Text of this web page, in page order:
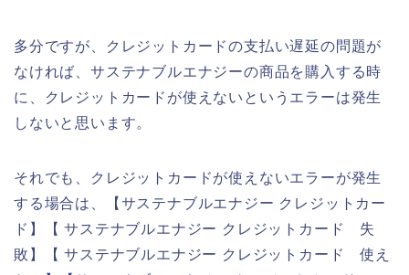
多分ですが、クレジットカードの支払い遅延の問題が
なければ、サステナブルエナジーの商品を購入する時
に、クレジットカードが使えないというエラーは発生
しないと思います。
それでも、クレジットカードが使えないエラーが発生
する場合は、【サステナブルエナジー クレジットカー
ド】【 サステナブルエナジー クレジットカード 失
敗】【 サステナブルエナジー クレジットカード 使え